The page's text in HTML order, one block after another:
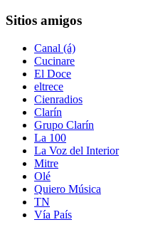
Sitios amigos
Canal (á)
Cucinare
El Doce
eltrece
Cienradios
Clarín
Grupo Clarín
La 100
La Voz del Interior
Mitre
Olé
Quiero Música
TN
Vía País